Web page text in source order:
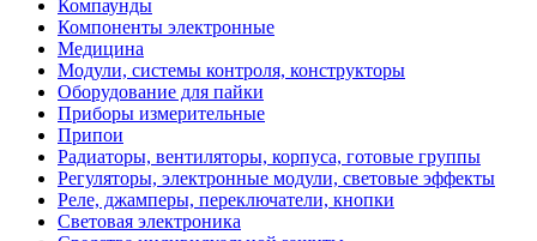
Компаунды
Компоненты электронные
Медицина
Модули, системы контроля, конструкторы
Оборудование для пайки
Приборы измерительные
Припои
Радиаторы, вентиляторы, корпуса, готовые группы
Регуляторы, электронные модули, световые эффекты
Реле, джамперы, переключатели, кнопки
Световая электроника